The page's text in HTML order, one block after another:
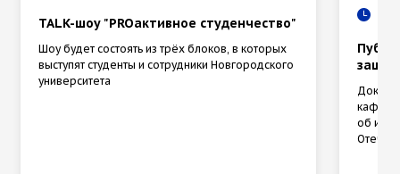
TALK-шоу "PROактивное студенчество"
Шоу будет состоять из трёх блоков, в которых
выступят студенты и сотрудники Новгородского
университета
Доктор
об